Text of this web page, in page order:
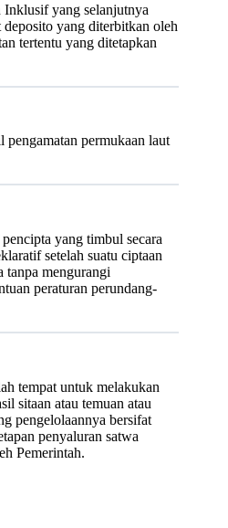
Inklusif yang selanjutnya
yang diterbitkan oleh
tertentu yang ditetapkan
pengamatan permukaan laut
yang timbul secara
setelah suatu ciptaan
tanpa mengurangi
peraturan perundang-
tempat untuk melakukan
sitaan atau temuan atau
pengelolaannya bersifat
penyaluran satwa
Pemerintah.